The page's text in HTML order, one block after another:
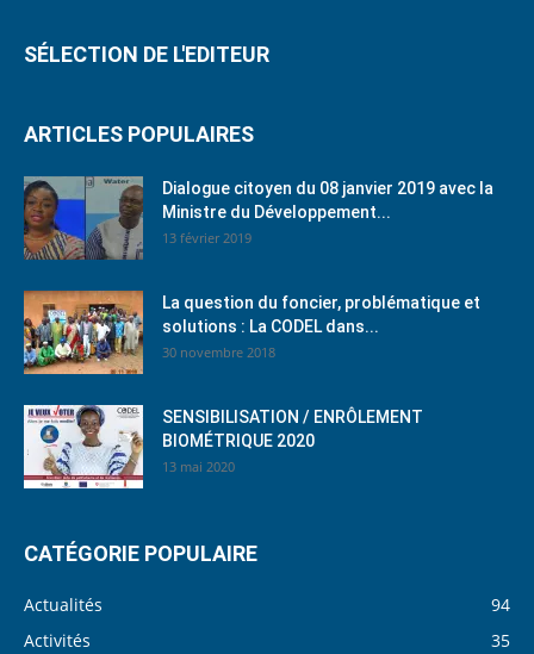
SÉLECTION DE L'EDITEUR
ARTICLES POPULAIRES
Dialogue citoyen du 08 janvier 2019 avec la
Ministre du Développement...
13 février 2019
La question du foncier, problématique et
solutions : La CODEL dans...
30 novembre 2018
SENSIBILISATION / ENRÔLEMENT
BIOMÉTRIQUE 2020
13 mai 2020
CATÉGORIE POPULAIRE
Actualités
94
Activités
35